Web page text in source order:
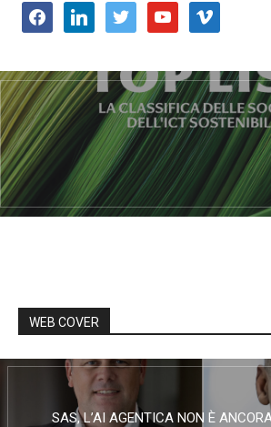
facebooklinkedin twitter youtube vimeo
WEB COVER
SAS, L’AI AGENTICA NON È